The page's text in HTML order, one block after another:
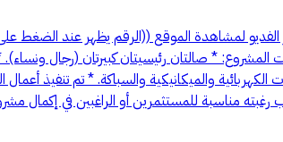
لمشاهدة الموقع ((الرقم يظهر عند
والميكانيكية والسباكة. * تم تنفيذ
مناسبة للمستثمرين أو الراغبين في إكمال